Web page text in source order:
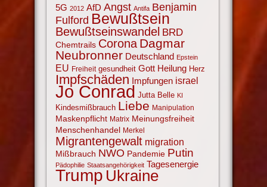
5G 2012 AfD Angst Antifa Benjamin
Fulford Bewußtsein
Bewußtseinswandel BRD
Chemtrails Corona Dagmar
Neubronner Deutschland Epstein
EU Freiheit gesundheit Gott Heilung Herz
Impfschäden Impfungen israel
Jo Conrad Jutta Belle KI
Kindesmißbrauch Liebe Manipulation
Maskenpflicht Matrix Meinungsfreiheit
Menschenhandel Merkel
Migrantengewalt migration
Mißbrauch NWO Pandemie Putin
Pädophilie Staatsangehörigkeit Tagesenergie
Trump Ukraine